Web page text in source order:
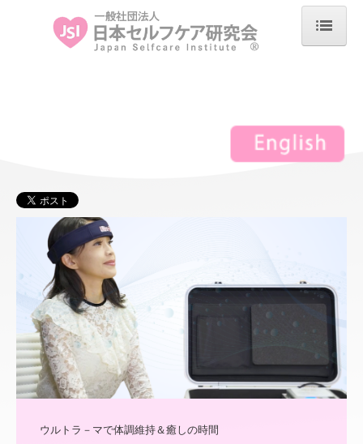
ウルトラーマ導入クリニック紹介
よくあるご質問
特定商取引法に基づく表記
エビデンス
バイオエスペランサ
メディカルバイオエスペランサ（一般医療機器）
メディカルシンセンサー（一般医療機器）
ニュース
ウルトラ－マで体調維持＆癒しの時間